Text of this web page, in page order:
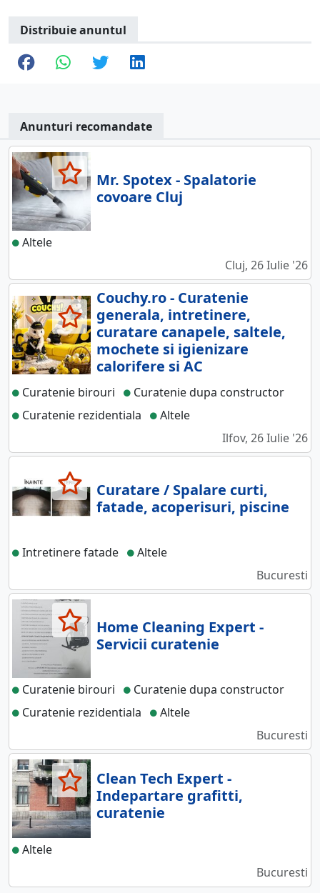
Distribuie anuntul
Anunturi recomandate
Mr. Spotex - Spalatorie
covoare Cluj
Altele
Cluj, 26 Iulie '26
Couchy.ro - Curatenie
generala, intretinere,
curatare canapele, saltele,
mochete si igienizare
calorifere si AC
Curatenie birouri
Curatenie dupa constructor
Curatenie rezidentiala
Altele
Ilfov, 26 Iulie '26
Curatare / Spalare curti,
fatade, acoperisuri, piscine
Intretinere fatade
Altele
Bucuresti
Home Cleaning Expert -
Servicii curatenie
Curatenie birouri
Curatenie dupa constructor
Curatenie rezidentiala
Altele
Bucuresti
Clean Tech Expert -
Indepartare grafitti,
curatenie
Altele
Bucuresti